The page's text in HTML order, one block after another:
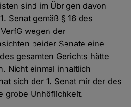
sind im Übrigen davon
Senat gemäß § 16 des
wegen der
beider Senate eine
gesamten Gerichts hätte
Nicht einmal inhaltlich
sich der 1. Senat mir der des
grobe Unhöflichkeit.